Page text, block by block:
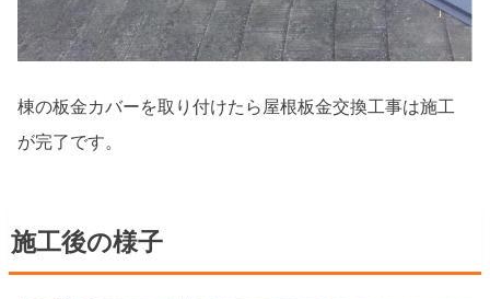
棟の板金カバーを取り付けたら屋根板金交換工事は施工
が完了です。
施工後の様子